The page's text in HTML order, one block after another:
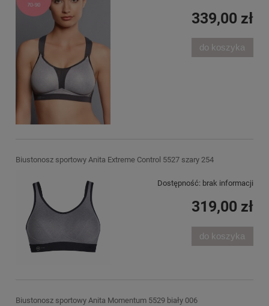
339,00 zł
do koszyka
Biustonosz sportowy Anita Extreme Control 5527 szary 254
Dostępność: brak informacji
319,00 zł
do koszyka
Biustonosz sportowy Anita Momentum 5529 biały 006